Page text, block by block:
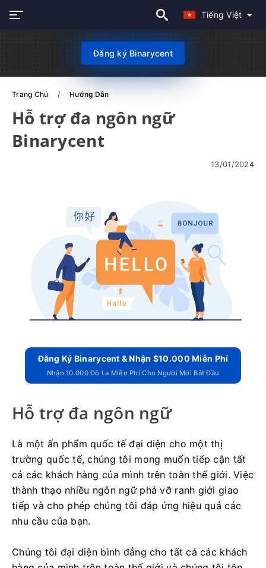
Tiếng Việt
Đăng ký Binarycent
Trang Chủ Hướng Dẫn
Hỗ trợ đa ngôn ngữ
Binarycent
13/01/2024
Đăng Ký Binarycent & Nhận $10.000 Miễn Phí
Nhận 10.000 Đô La Miễn Phí Cho Người Mới Bắt Đầu
Hỗ trợ đa ngôn ngữ
Là một ấn phẩm quốc tế đại diện cho một thị
trường quốc tế, chúng tôi mong muốn tiếp cận tất
cả các khách hàng của mình trên toàn thế giới.Việc
thành thạo nhiều ngôn ngữ phá vỡ ranh giới giao
tiếp và cho phép chúng tôi đáp ứng hiệu quả các
nhu cầu của bạn.
Chúng tôi đại diện bình đẳng cho tất cả các khách